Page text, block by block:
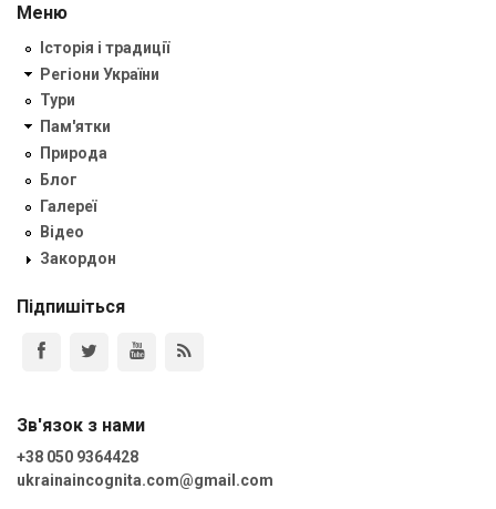
Меню
Історія і традиції
Регіони України
Тури
Пам'ятки
Природа
Блог
Галереї
Відео
Закордон
Підпишіться
Зв'язок з нами
+38 050 9364428
ukrainaincognita.com@gmail.com